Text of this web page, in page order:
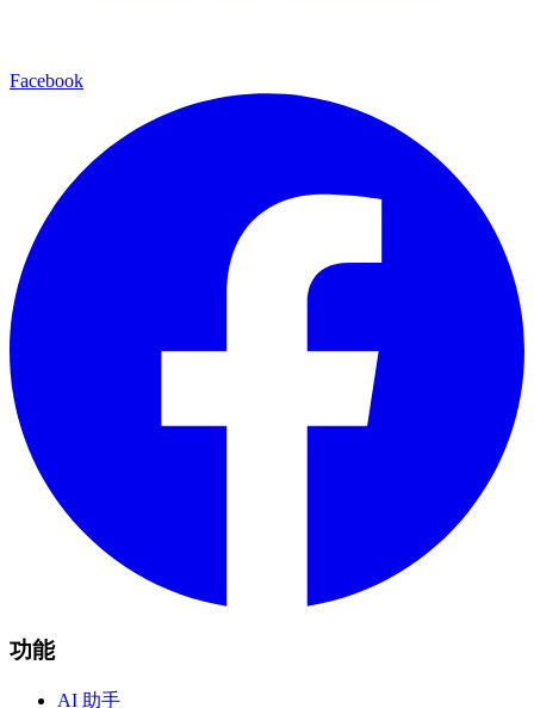
Facebook
功能
AI 助手